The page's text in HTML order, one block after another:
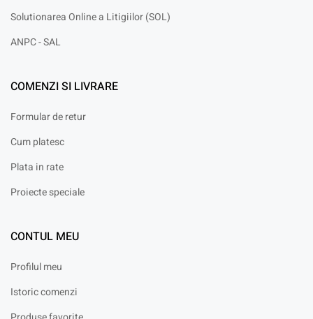
Solutionarea Online a Litigiilor (SOL)
ANPC - SAL
COMENZI SI LIVRARE
Formular de retur
Cum platesc
Plata in rate
Proiecte speciale
CONTUL MEU
Profilul meu
Istoric comenzi